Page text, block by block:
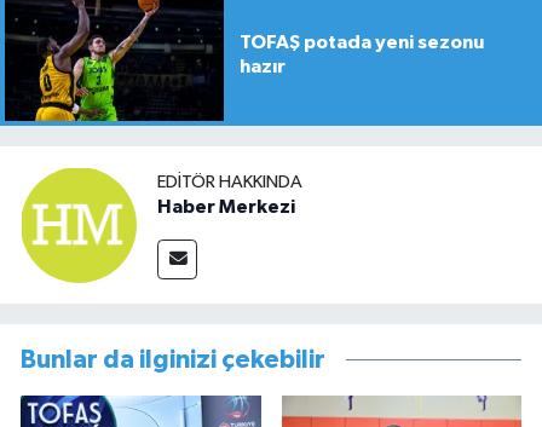
TOFAŞ potada yeni sezonu
hazır
EDITÖR HAKKINDA
Haber Merkezi
Bunlar da ilginizi çekebilir